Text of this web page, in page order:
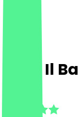
Café Il